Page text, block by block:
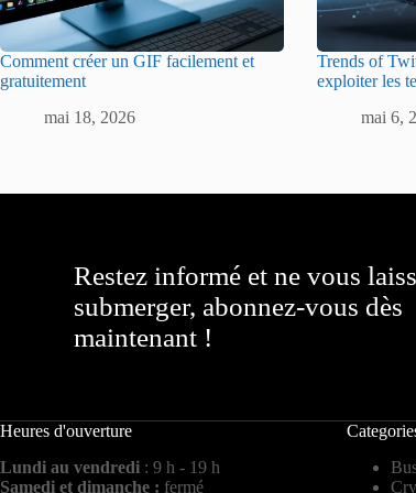
Comment créer un GIF facilement et
gratuitement
mai 18, 2026
Trends of
exploiter les
mai 6,
Restez informé et ne vous
submerger, abonnez-vous dès
maintenant !
Heures d'ouverture
Lundi au vendredi : 9 h - 19 h
Samedi et dimanche : fermé